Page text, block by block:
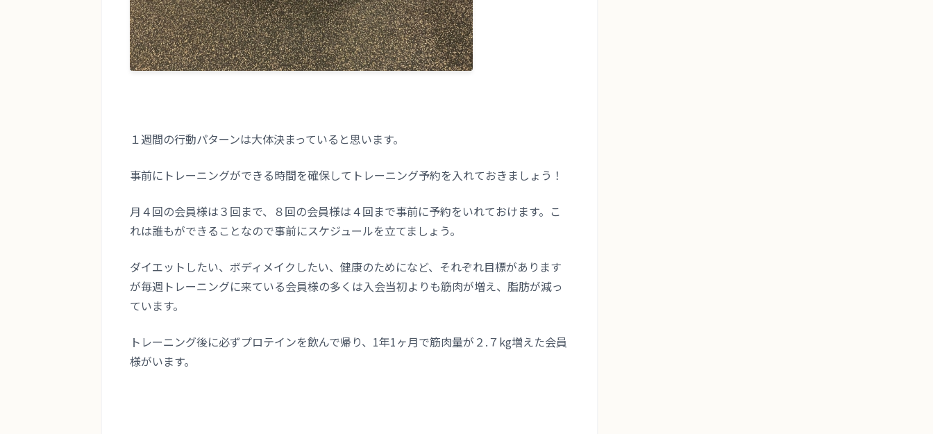
１週間の行動パターンは大体決まっていると思います。
事前にトレーニングができる時間を確保してトレーニング予約を入れておきましょう！
月４回の会員様は３回まで、８回の会員様は４回まで事前に予約をいれておけます。こ
れは誰もができることなので事前にスケジュールを立てましょう。
ダイエットしたい、ボディメイクしたい、健康のためになど、それぞれ目標があります
が毎週トレーニングに来ている会員様の多くは入会当初よりも筋肉が増え、脂肪が減っ
ています。
トレーニング後に必ずプロテインを飲んで帰り、1年1ヶ月で筋肉量が２.７kg増えた会員
様がいます。